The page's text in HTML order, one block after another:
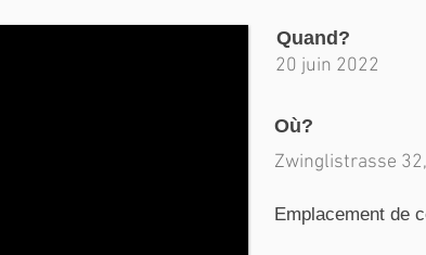
Quand?
20 juin 2022
Où?
Zwinglistrasse
Emplacement de